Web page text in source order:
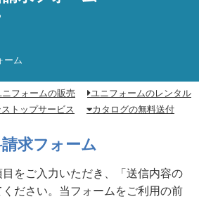
ーム
ニフォームの販売
ユニフォームのレンタル
トップサービス カタログの無料送付
求フォーム
をご入力いただき、「送信内容の
ださい。当フォームをご利用の前